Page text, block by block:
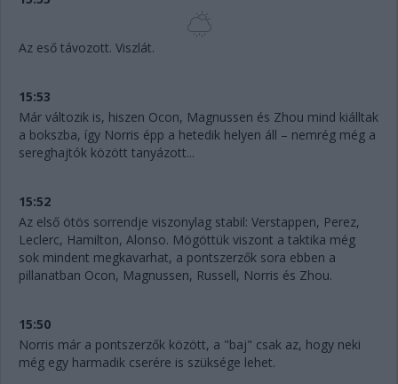
Az eső távozott. Viszlát.
15:53
Már változik is, hiszen Ocon, Magnussen és Zhou mind kiálltak
a bokszba, így Norris épp a hetedik helyen áll – nemrég még a
sereghajtók között tanyázott...
15:52
Az első ötös sorrendje viszonylag stabil: Verstappen, Perez,
Leclerc, Hamilton, Alonso. Mögöttük viszont a taktika még
sok mindent megkavarhat, a pontszerzők sora ebben a
pillanatban Ocon, Magnussen, Russell, Norris és Zhou.
15:50
Norris már a pontszerzők között, a "baj" csak az, hogy neki
még egy harmadik cserére is szüksége lehet.